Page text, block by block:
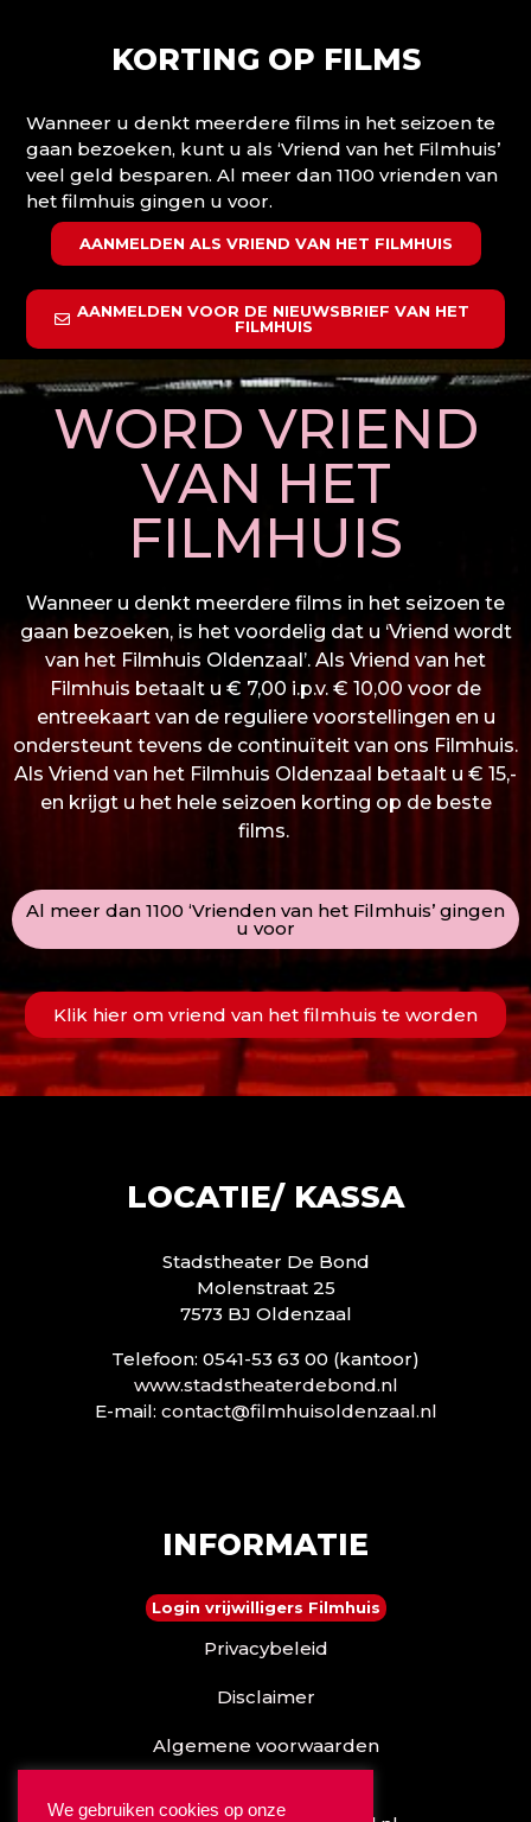
KORTING OP FILMS
Wanneer u denkt meerdere films in het seizoen te
gaan bezoeken, kunt u als ‘Vriend van het Filmhuis’
veel geld besparen. Al meer dan 1100 vrienden van
het filmhuis gingen u voor.
AANMELDEN ALS VRIEND VAN HET FILMHUIS
AANMELDEN VOOR DE NIEUWSBRIEF VAN HET
FILMHUIS
WORD VRIEND
VAN HET
FILMHUIS
Wanneer u denkt meerdere films in het seizoen te
gaan bezoeken, is het voordelig dat u ‘Vriend wordt
van het Filmhuis Oldenzaal’. Als Vriend van het
Filmhuis betaalt u € 7,00 i.p.v. € 10,00 voor de
entreekaart van de reguliere voorstellingen en u
ondersteunt tevens de continuïteit van ons Filmhuis.
Als Vriend van het Filmhuis Oldenzaal betaalt u € 15,-
en krijgt u het hele seizoen korting op de beste
films.
Al meer dan 1100 ‘Vrienden van het Filmhuis’ gingen
u voor
Klik hier om vriend van het filmhuis te worden
LOCATIE/ KASSA
Stadstheater De Bond
Molenstraat 25
7573 BJ Oldenzaal
Telefoon: 0541-53 63 00 (kantoor)
www.stadstheaterdebond.nl
E-mail: contact@filmhuisoldenzaal.nl
INFORMATIE
Login vrijwilligers Filmhuis
Privacybeleid
Disclaimer
Algemene voorwaarden
We gebruiken cookies op onze